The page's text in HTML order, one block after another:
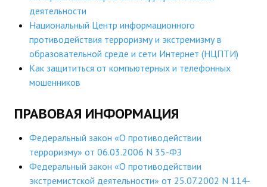
Организация УВП
ГИА
Карта ГИА РК
Готовимся к новому учебному году 2026-2027
Профессиональная переподготовка
деятельности
Национальный Центр информационного
противодействия терроризму и экстремизму в
образовательной среде и сети Интернет (НЦПТИ)
Как защититься от компьютерных и телефонных
мошенников
ПРАВОВАЯ ИНФОРМАЦИЯ
Федеральный закон «О противодействии
терроризму» от 06.03.2006 N 35-ФЗ
Федеральный закон «О противодействии
экстремистской деятельности» от 25.07.2002 N 114-